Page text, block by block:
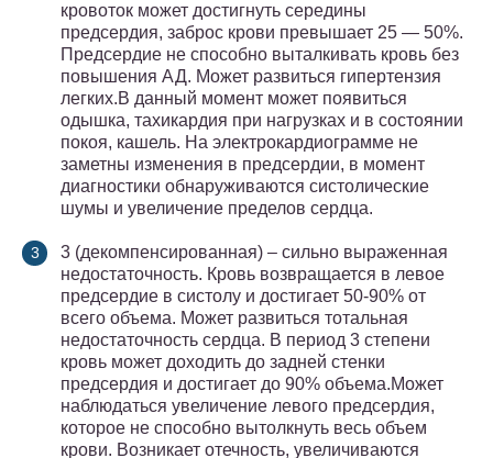
кровоток может достигнуть середины
предсердия, заброс крови превышает 25 — 50%.
Предсердие не способно выталкивать кровь без
повышения АД. Может развиться гипертензия
легких.В данный момент может появиться
одышка, тахикардия при нагрузках и в состоянии
покоя, кашель. На электрокардиограмме не
заметны изменения в предсердии, в момент
диагностики обнаруживаются систолические
шумы и увеличение пределов сердца.
3 (декомпенсированная) – сильно выраженная
недостаточность. Кровь возвращается в левое
предсердие в систолу и достигает 50-90% от
всего объема. Может развиться тотальная
недостаточность сердца. В период 3 степени
кровь может доходить до задней стенки
предсердия и достигает до 90% объема.Может
наблюдаться увеличение левого предсердия,
которое не способно вытолкнуть весь объем
крови. Возникает отечность, увеличиваются